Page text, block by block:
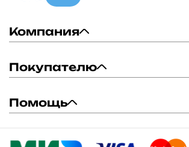
Компания
Покупателю
Помощь